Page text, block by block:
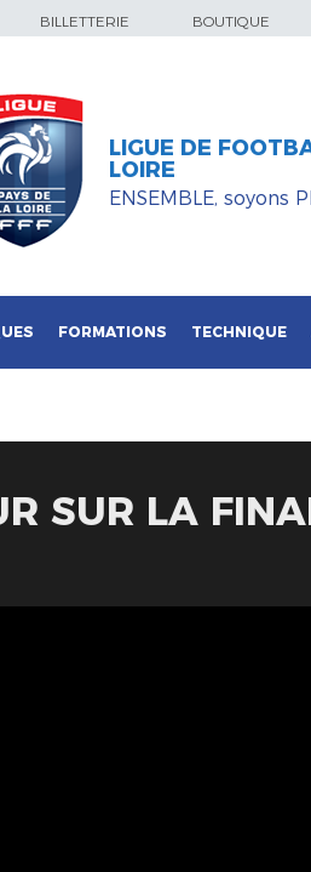
BILLETTERIE BOUTIQUE
LIGUE DE
LOIRE
ENSEMBLE, soyons
FORMATIONS TECHNIQUE
SUR LA